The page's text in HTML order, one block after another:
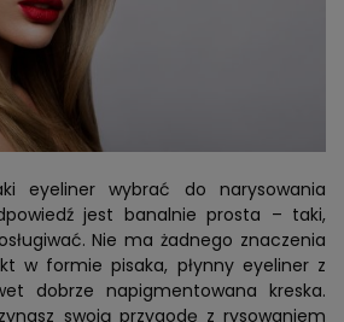
eyeliner wybrać do narysowania
jest banalnie prosta – taki,
Nie ma żadnego znaczenia
w formie pisaka, płynny eyeliner z
dobrze napigmentowana kreska.
swoją przygodę z rysowaniem